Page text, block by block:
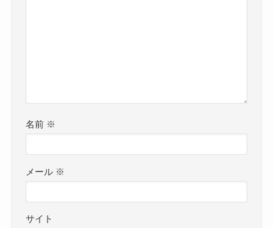
名前 ※
メール ※
サイト